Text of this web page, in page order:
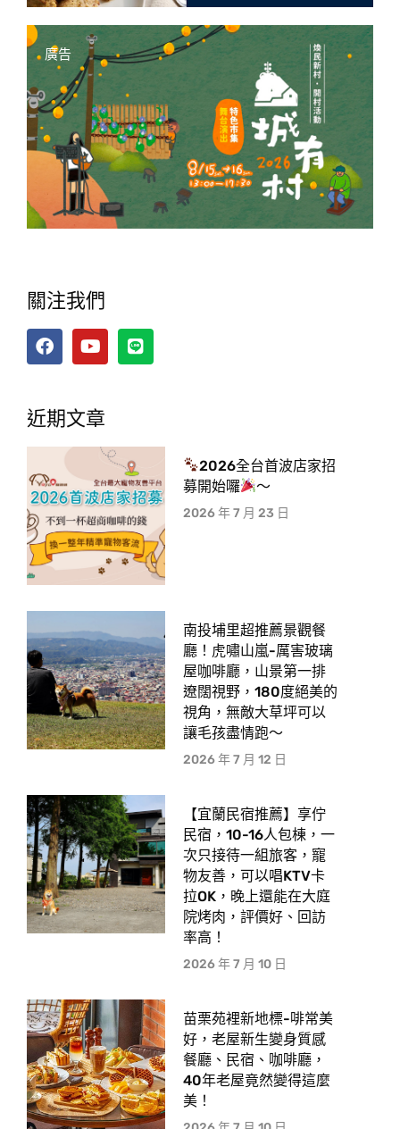
廣告
關注我們
近期文章
2026全台首波店家招
募開始囉
～
2026 年 7 月 23 日
南投埔里超推薦景觀餐
廳！虎嘯山嵐-厲害玻璃
屋咖啡廳，山景第一排
遼闊視野，180度絕美的
視角，無敵大草坪可以
讓毛孩盡情跑〜
2026 年 7 月 12 日
【宜蘭民宿推薦】享佇
民宿，10-16人包棟，一
次只接待一組旅客，寵
物友善，可以唱KTV卡
拉OK，晚上還能在大庭
院烤肉，評價好、回訪
率高！
2026 年 7 月 10 日
苗栗苑裡新地標-啡常美
好，老屋新生變身質感
餐廳、民宿、咖啡廳，
40年老屋竟然變得這麼
美！